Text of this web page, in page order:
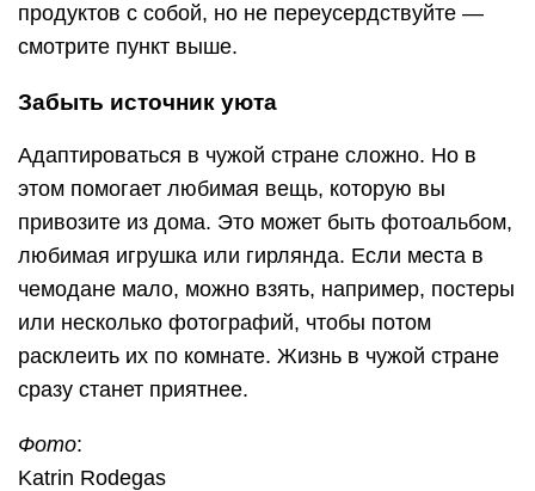
продуктов с собой, но не переусердствуйте —
смотрите пункт выше.
Забыть источник уюта
Адаптироваться в чужой стране сложно. Но в
этом помогает любимая вещь, которую вы
привозите из дома. Это может быть фотоальбом,
любимая игрушка или гирлянда. Если места в
чемодане мало, можно взять, например, постеры
или несколько фотографий, чтобы потом
расклеить их по комнате. Жизнь в чужой стране
сразу станет приятнее.
Фото:
Katrin Rodegas